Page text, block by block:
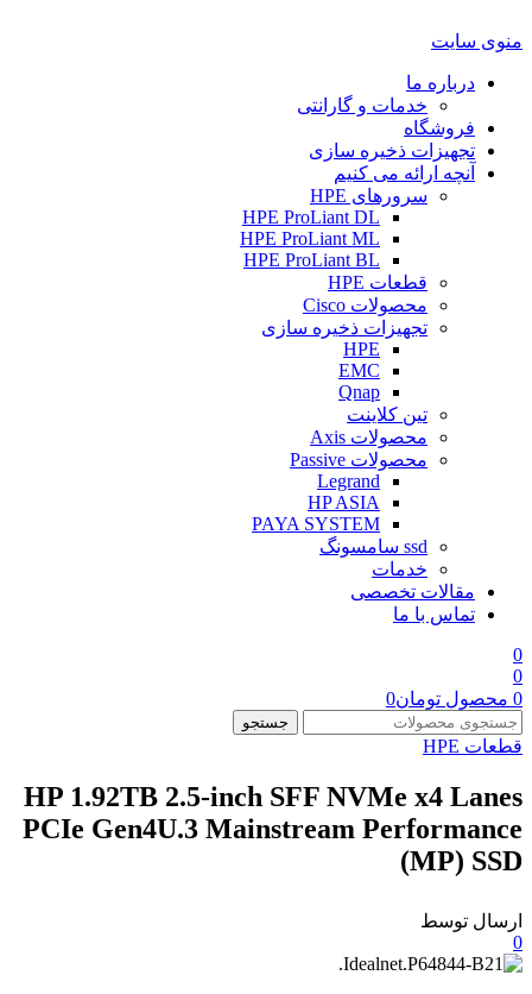
منوی سایت
درباره ما
خدمات و گارانتی
فروشگاه
تجهیزات ذخیره سازی
آنچه ارائه می کنیم
سرورهای HPE
HPE ProLiant DL
HPE ProLiant ML
HPE ProLiant BL
قطعات HPE
محصولات Cisco
تجهیزات ذخیره سازی
HPE
EMC
Qnap
تین کلاینت
محصولات Axis
محصولات Passive
Legrand
HP ASIA
PAYA SYSTEM
ssd سامسونگ
خدمات
مقالات تخصصی
تماس با ما
0
0
0 محصول تومان0
جستجو
قطعات HPE
HP 1.92TB 2.5-inch SFF NVMe x4 Lanes
PCIe Gen4U.3 Mainstream Performance
(MP) SSD
ارسال توسط
0